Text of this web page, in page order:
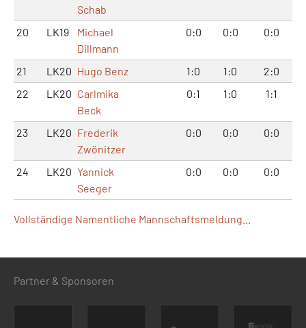
Schab
20 LK19
Michael
Dillmann
0:0 0:0 0:0
21 LK20 Hugo Benz 1:0 1:0
2:0
22
LK20 Carlmika
Beck
0:1 1:0 1:1
23 LK20 Frederik
Zwönitzer
0:0 0:0 0:0
24 LK20 Yannick
Seeger
0:0 0:0 0:0
Vollständige Namentliche Mannschaftsmeldung...
Partner & Sponsoren